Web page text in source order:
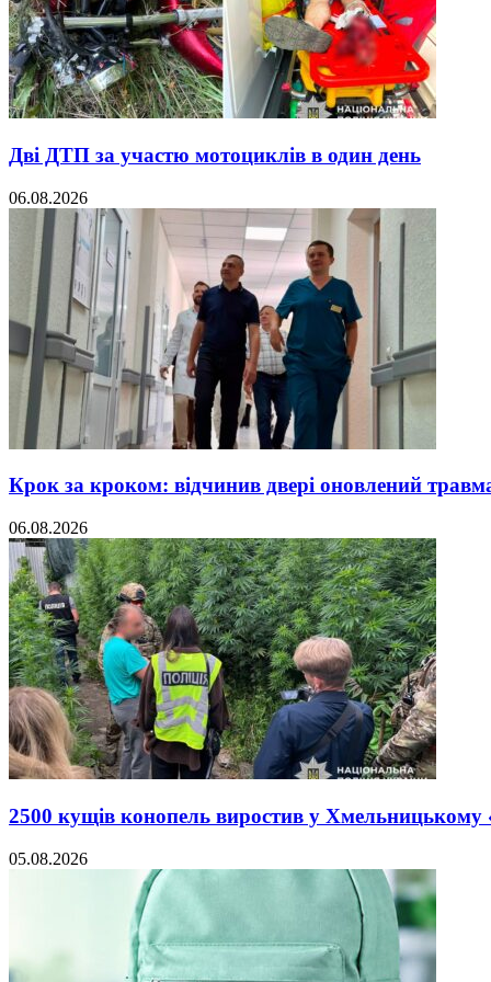
Дві ДТП за участю мотоциклів в один день
06.08.2026
Крок за кроком: відчинив двері оновлений
06.08.2026
2500 кущів конопель виростив у Хмельницькому
05.08.2026